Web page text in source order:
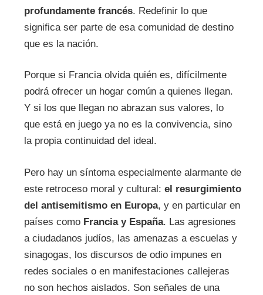
profundamente francés. Redefinir lo que
significa ser parte de esa comunidad de destino
que es la nación.
Porque si Francia olvida quién es, difícilmente
podrá ofrecer un hogar común a quienes llegan.
Y si los que llegan no abrazan sus valores, lo
que está en juego ya no es la convivencia, sino
la propia continuidad del ideal.
Pero hay un síntoma especialmente alarmante de
este retroceso moral y cultural: el resurgimiento
del antisemitismo en Europa, y en particular en
países como Francia y España. Las agresiones
a ciudadanos judíos, las amenazas a escuelas y
sinagogas, los discursos de odio impunes en
redes sociales o en manifestaciones callejeras
no son hechos aislados. Son señales de una